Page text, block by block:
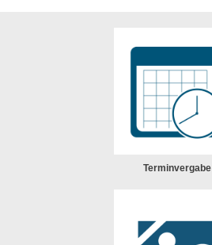
Terminvergabe